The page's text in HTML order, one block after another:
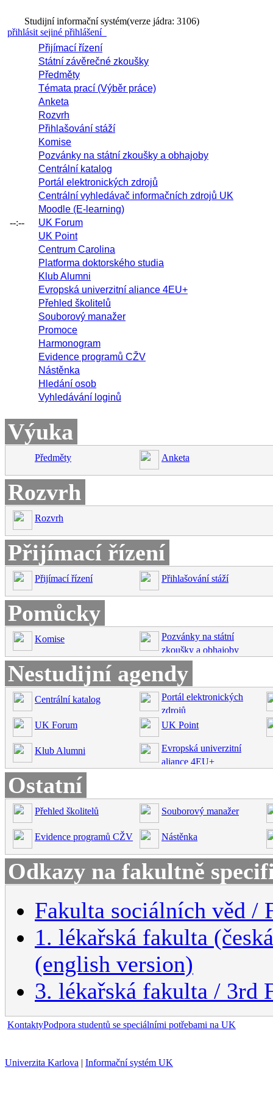
Studijní informační systém(verze jádra: 3106)
přihlásit sejiné přihlášení
--:--
Přijímací řízení
Státní závěrečné zkoušky
Předměty
Témata prací (Výběr práce)
Anketa
Rozvrh
Přihlašování stáží
Komise
Pozvánky na státní zkoušky a obhajoby
Centrální katalog
Portál elektronických zdrojů
Centrální vyhledávač informačních zdrojů UK
Moodle (E-learning)
UK Forum
UK Point
Centrum Carolina
Platforma doktorského studia
Klub Alumni
Evropská univerzitní aliance 4EU+
Přehled školitelů
Souborový manažer
Promoce
Harmonogram
Evidence programů CŽV
Nástěnka
Hledání osob
Vyhledávání loginů
Výuka
Předměty Anketa
Rozvrh
Rozvrh
Přijímací řízení
Přijímací řízení Přihlašování stáží
Pomůcky
Komise
Pozvánky na státní
zkoušky a obhajoby
Nestudijní agendy
Centrální katalog
Portál elektronických
zdrojů
UK Forum
UK Point
Klub Alumni
Evropská univerzitní
aliance 4EU+
Ostatní
Přehled školitelů Souborový manažer
Evidence programů CŽV Nástěnka
Odkazy na fakultně
Fakulta sociálních věd /
1. lékařská fakulta
(english version)
3. lékařská fakulta / 3rd
KontaktyPodpora studentů se speciálními potřebami na UK
Univerzita Karlova | Informační systém UK